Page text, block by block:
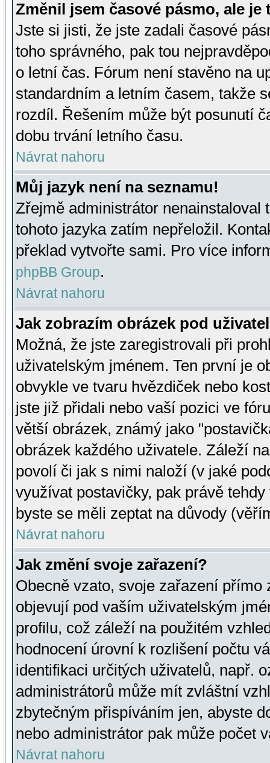
Změnil jsem časové pásmo, ale je
Jste si jisti, že jste zadali časové
toho správného, pak tou
o letní čas. Fórum není stavěno na
standardním a letním časem, takže
rozdíl. Řešením může být posunutí
dobu trvání letního času.
Návrat nahoru
Můj jazyk není na seznamu!
Zřejmě administrátor nenainstaloval
tohoto jazyka zatím nepřeložil.
překlad vytvořte sami. Pro více
phpBB Group.
Návrat nahoru
Jak zobrazím obrázek pod
Možná, že jste zaregistrovali při
uživatelským jménem. Ten první je
obvykle ve tvaru hvězdiček nebo
jste již přidali nebo vaší pozici ve
větší obrázek, známý jako
obrázek každého uživatele. Záleží
povolí či jak s nimi naloží (v jaké
využívat postavičky, pak právě
byste se měli zeptat na důvody
Návrat nahoru
Jak změní svoje zařazení?
Obecně vzato, svoje zařazení přímo
objevují pod vaším uživatelským
profilu, což záleží na použitém
hodnocení úrovní k rozlišení počtu
identifikaci určitých uživatelů, např.
administrátorů může mít zvláštní
zbytečným přispíváním jen, abyste
nebo administrátor pak může počet
Návrat nahoru